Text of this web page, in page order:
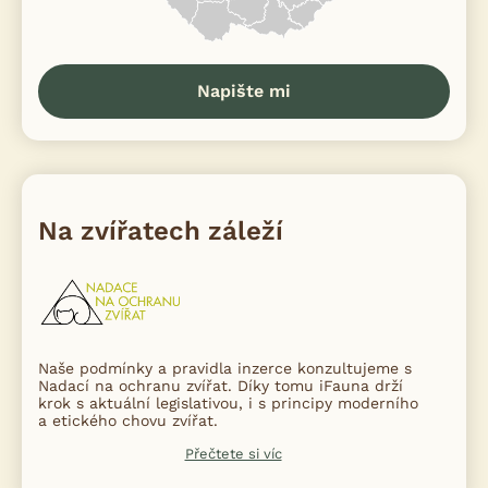
Napište mi
Na zvířatech záleží
Naše podmínky a pravidla inzerce konzultujeme s
Nadací na ochranu zvířat. Díky tomu iFauna drží
krok s aktuální legislativou, i s principy moderního
a etického chovu zvířat.
Přečtete si víc